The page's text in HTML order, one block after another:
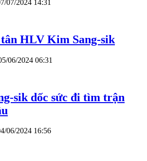
07/2024 14:31
HLV Kim Sang-sik
06/2024 06:31
sik dốc sức đi tìm trận
06/2024 16:56